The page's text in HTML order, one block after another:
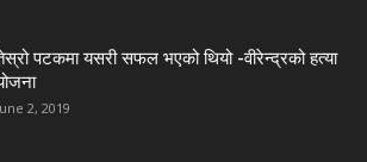
पटकमा यसरी सफल भएको थियो -वीरेन्द्रको हत्या
2, 2019